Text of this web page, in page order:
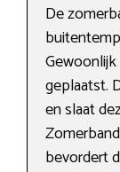
De
geplaatst.
en slaat
bevordert